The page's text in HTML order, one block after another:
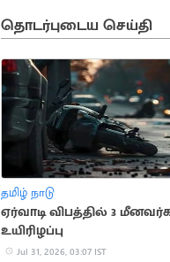
தொடர்புடைய செய்தி
தமிழ் நாடு
ஏர்வாடி விபத்தில் 3
உயிரிழப்பு
Jul 31, 2026, 03:07 IST